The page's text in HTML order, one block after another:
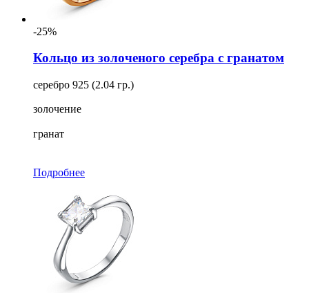
-25%
Кольцо из золоченого серебра с гранатом
серебро 925 (2.04 гр.)
золочение
гранат
Подробнее